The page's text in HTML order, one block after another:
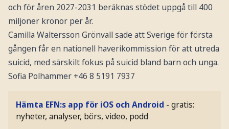
och för åren 2027-2031 beräknas stödet uppgå till 400
miljoner kronor per år.
Camilla Waltersson Grönvall sade att Sverige för första
gången får en nationell haverikommission för att utreda
suicid, med särskilt fokus på suicid bland barn och unga.
Sofia Polhammer +46 8 5191 7937
Hämta EFN:s app för iOS och Android - gratis:
nyheter, analyser, börs, video, podd